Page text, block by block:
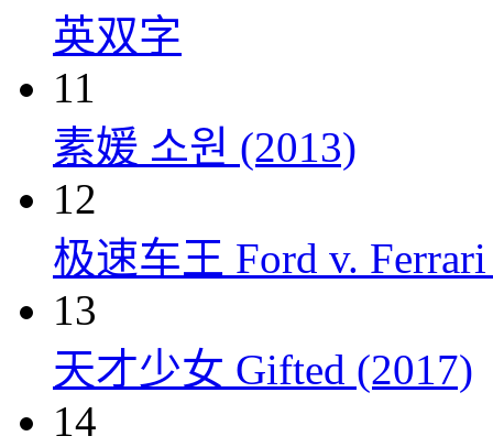
英双字
11
素媛 소원 (2013)
12
极速车王 Ford v.
13
天才少女 Gifted (2017)
14